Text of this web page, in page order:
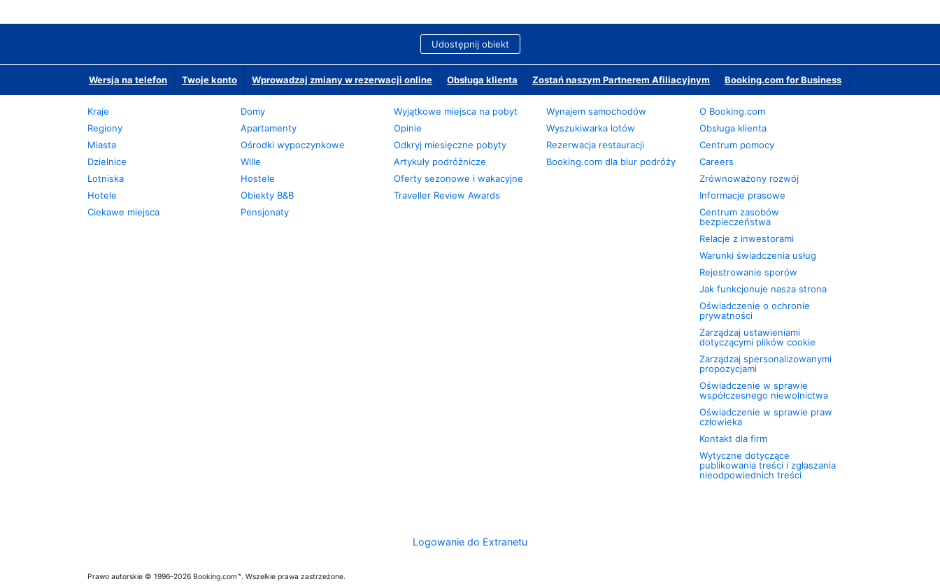
Udostępnij obiekt
Wersja na telefon Twoje konto Wprowadzaj zmiany w rezerwacji online Obsługa klienta Zostań naszym Partnerem Afiliacyjnym Booking.com for Business
Kraje
Regiony
Miasta
Dzielnice
Lotniska
Hotele
Ciekawe miejsca
Domy
Apartamenty
Ośrodki wypoczynkowe
Wille
Hostele
Obiekty B&B
Pensjonaty
Wyjątkowe miejsca na pobyt
Opinie
Odkryj miesięczne pobyty
Artykuły podróżnicze
Oferty sezonowe i wakacyjne
Traveller Review Awards
Wynajem samochodów
Wyszukiwarka lotów
Rezerwacja restauracji
Booking.com dla biur podróży
O Booking.com
Obsługa klienta
Centrum pomocy
Careers
Zrównoważony rozwój
Informacje prasowe
Centrum zasobów
bezpieczeństwa
Relacje z inwestorami
Warunki świadczenia usług
Rejestrowanie sporów
Jak funkcjonuje nasza strona
Oświadczenie o ochronie
prywatności
Zarządzaj ustawieniami
dotyczącymi plików cookie
Zarządzaj spersonalizowanymi
propozycjami
Oświadczenie w sprawie
współczesnego niewolnictwa
Oświadczenie w sprawie praw
człowieka
Kontakt dla firm
Wytyczne dotyczące
publikowania treści i zgłaszania
nieodpowiednich treści
Logowanie do Extranetu
Prawo autorskie © 1996–2026 Booking.com™. Wszelkie prawa zastrzeżone.